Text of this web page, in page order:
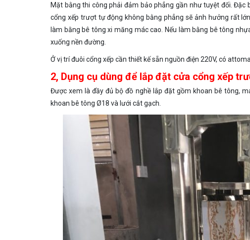
Mặt bằng thi công phải đảm bảo phẳng gần như tuyệt đối.
cổng xếp trượt tự động không bằng phẳng sẽ ảnh hưởng rất
làm bằng bê tông xi măng mác cao. Nếu làm bằng bê tông
xuống nền đường.
Ở vị trí đuôi cổng xếp cần thiết kế sẵn nguồn điện 220V, có
2, Dụng cụ dùng để lắp đặt cửa cổng xếp
Được xem là đầy đủ bộ đồ nghề lắp đặt gồm khoan bê tông,
khoan bê tông Ø18 và lưới cắt gạch.